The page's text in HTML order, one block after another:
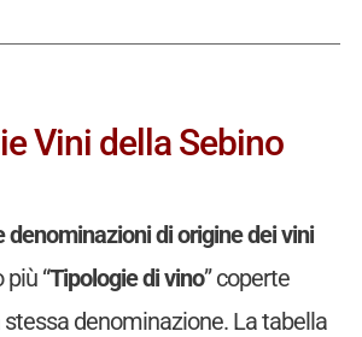
Vini della Sebino
denominazioni di origine dei vini
“Tipologie di vino” coperte
stessa denominazione. La tabella